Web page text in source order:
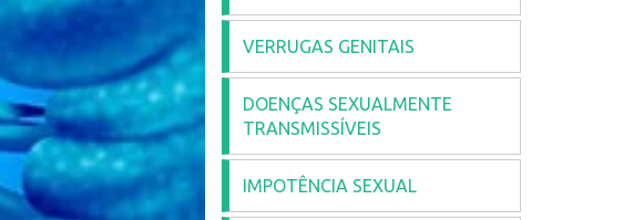
VERRUGAS GENITAIS
DOENÇAS SEXUALMENTE
TRANSMISSÍVEIS
IMPOTÊNCIA SEXUAL